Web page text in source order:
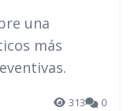
una
más
313 0